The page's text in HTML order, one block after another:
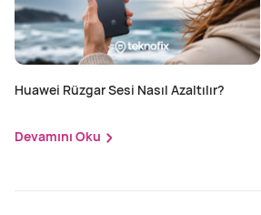
Huawei Rüzgar Sesi Nasıl Azaltılır?
Devamını Oku